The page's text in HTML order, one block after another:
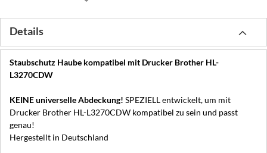
Details
Staubschutz Haube kompatibel mit Drucker Brother HL-
L3270CDW
KEINE universelle Abdeckung! SPEZIELL entwickelt, um mit
Drucker Brother HL-L3270CDW kompatibel zu sein und passt
genau!
Hergestellt in Deutschland